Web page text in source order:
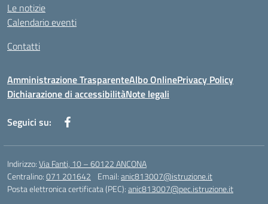
Le notizie
Calendario eventi
Contatti
Amministrazione TrasparenteAlbo OnlinePrivacy Policy
Dichiarazione di accessibilitàNote legali
Seguici su:
Indirizzo:Via Fanti, 10 – 60122 ANCONA
Centralino:071 201642 Email:anic813007@istruzione.it
Posta elettronica certificata (PEC):anic813007@pec.istruzione.it